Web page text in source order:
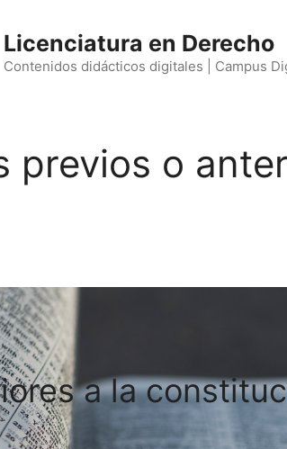
Licenciatura en Derecho
Contenidos didácticos digitales | Campus
previos o
a la